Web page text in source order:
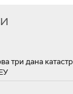
три дана